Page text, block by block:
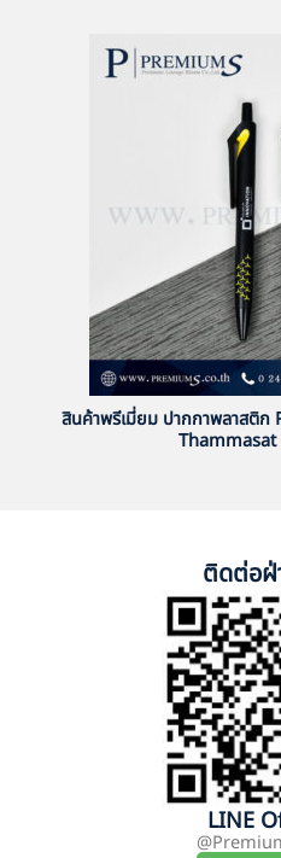
สินค้าพรีเมี่ยม ปากกาพลาสติก
ติดต่อฝ่
LINE